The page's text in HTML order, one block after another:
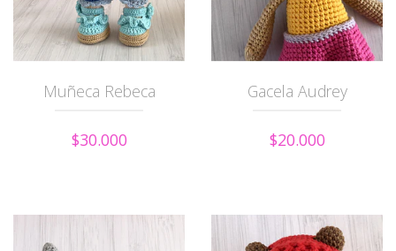
Muñeca Rebeca
$30.000
Gacela Audrey
$20.000